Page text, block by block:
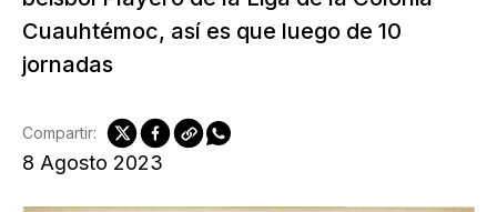
Cuauhtémoc, así es que luego de 10
jornadas
8 Agosto 2023
Compartir: